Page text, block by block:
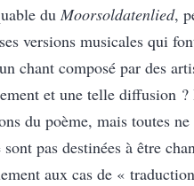
du Moorsoldatenlied,
versions musicales qui
chant composé par des
et une telle diffusion
du poème, mais toutes
pas destinées à être
aux cas de «